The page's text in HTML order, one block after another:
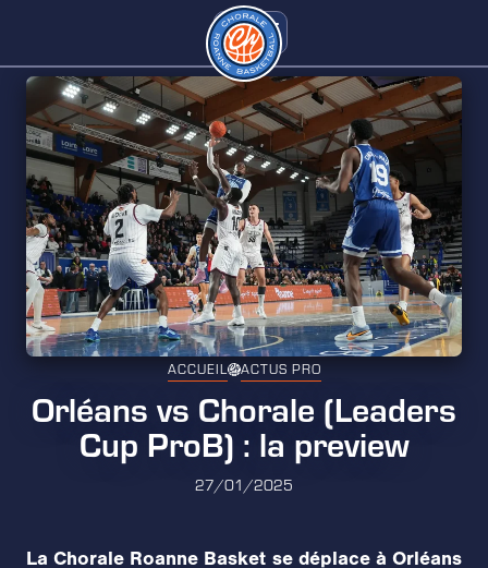
ACCUEIL ACTUS PRO
Orléans vs Chorale (Leaders
Cup ProB) : la preview
27/01/2025
La Chorale Roanne Basket se déplace à Orléans